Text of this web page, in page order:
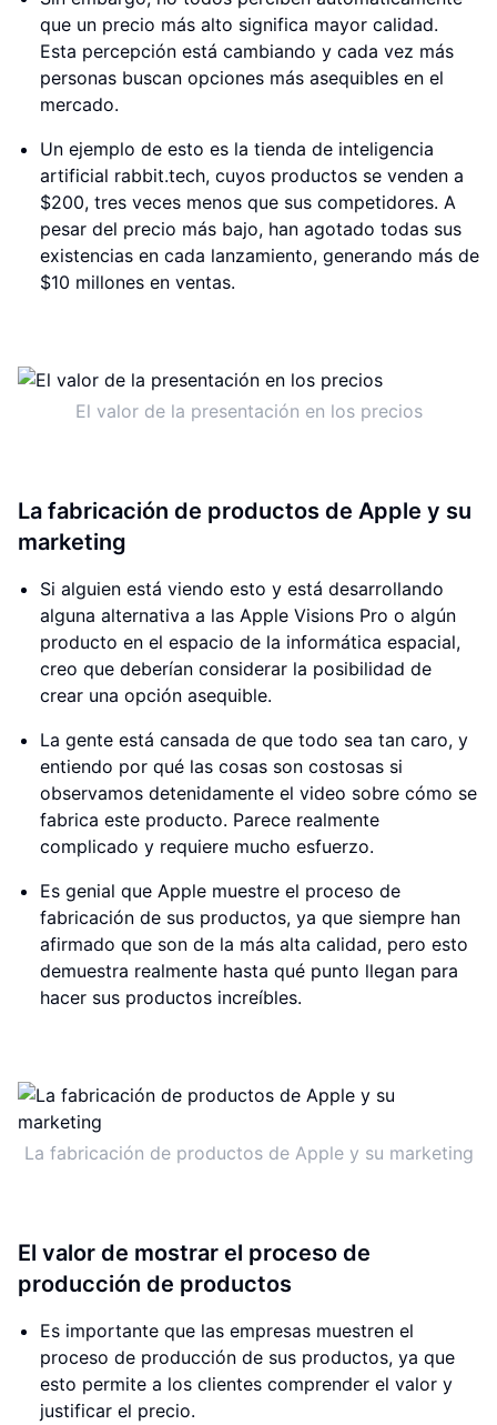
que un precio más alto significa mayor calidad.
Esta percepción está cambiando y cada vez más
personas buscan opciones más asequibles en el
mercado.
Un ejemplo de esto es la tienda de inteligencia
artificial rabbit.tech, cuyos productos se venden a
$200, tres veces menos que sus competidores. A
pesar del precio más bajo, han agotado todas sus
existencias en cada lanzamiento, generando más de
$10 millones en ventas.
El valor de la presentación en los precios
La fabricación de productos de Apple y su
marketing
Si alguien está viendo esto y está desarrollando
alguna alternativa a las Apple Visions Pro o algún
producto en el espacio de la informática espacial,
creo que deberían considerar la posibilidad de
crear una opción asequible.
La gente está cansada de que todo sea tan caro, y
entiendo por qué las cosas son costosas si
observamos detenidamente el video sobre cómo se
fabrica este producto. Parece realmente
complicado y requiere mucho esfuerzo.
Es genial que Apple muestre el proceso de
fabricación de sus productos, ya que siempre han
afirmado que son de la más alta calidad, pero esto
demuestra realmente hasta qué punto llegan para
hacer sus productos increíbles.
La fabricación de productos de Apple y su marketing
El valor de mostrar el proceso de
producción de productos
Es importante que las empresas muestren el
proceso de producción de sus productos, ya que
esto permite a los clientes comprender el valor y
justificar el precio.